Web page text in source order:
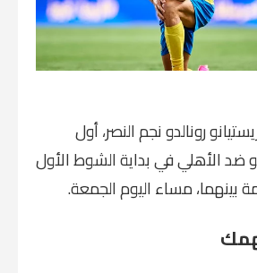
رونالدو نجم النصر، أول
ضد الأهلي في بداية الشوط الأول
بينهما، مساء اليوم الجمعة.